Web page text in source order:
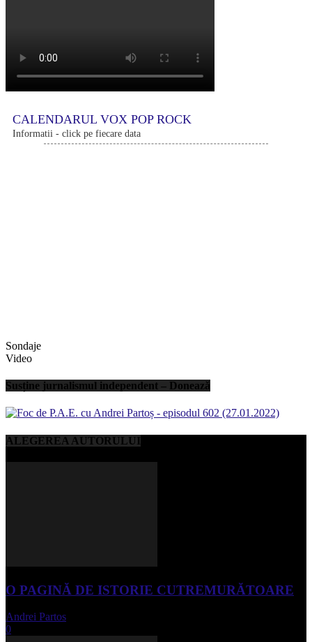
CALENDARUL VOX POP ROCK
Informatii - click pe fiecare data
Sondaje
Video
Susține jurnalismul independent – Donează
ALEGEREA AUTORULUI
O PAGINĂ DE ISTORIE CUTREMURĂTOARE
Andrei Partos
0